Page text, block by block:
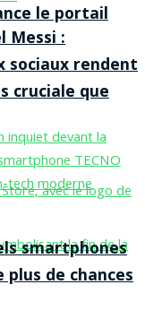
le portail
Messi :
sociaux rendent
cruciale que
smartphones
de chances